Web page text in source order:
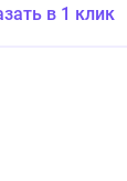
в 1 клик